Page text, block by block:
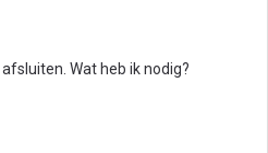
Wat heb ik nodig?